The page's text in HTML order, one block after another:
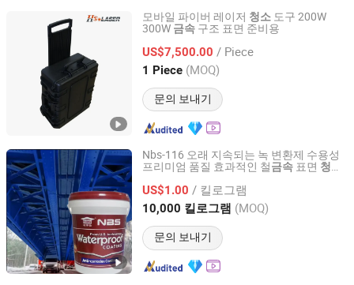
모바일 파이버 레이저 청소 도구 200W
300W 금속 구조 표면 준비용
US$7,500.00 / Piece
1 Piece (MOQ)
문의 보내기
SHENZHEN HS TECHNOLOGY CO., LTD
Guangdong, China 이후 2025
Nbs-116 오래 지속되는 녹 변환제 수용성
프리미엄 품질 효과적인 철금속 표면 청소
US$1.00 / 킬로그램
10,000 킬로그램 (MOQ)
문의 보내기
Guangdong Huolun Building Materials Technology
Development Co., Ltd.
Guangdong, China 이후 2024